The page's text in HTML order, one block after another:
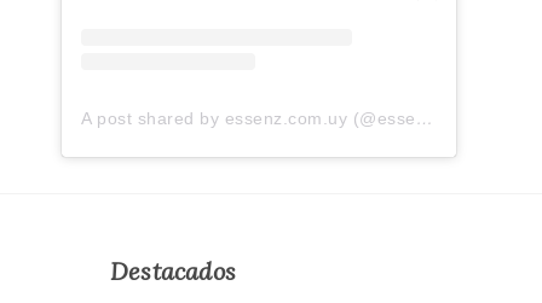
A post shared by essenz.com.uy (@essenz.com.uy)
Destacados